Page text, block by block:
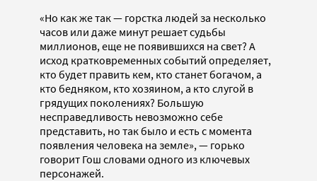
«Но как же так — горстка людей за несколько
часов или даже минут решает судьбы
миллионов, еще не появившихся на свет? А
исход кратковременных событий определяет,
кто будет править кем, кто станет богачом, а
кто бедняком, кто хозяином, а кто слугой в
грядущих поколениях? Большую
несправедливость невозможно себе
представить, но так было и есть с момента
появления человека на земле», — горько
говорит Гош словами одного из ключевых
персонажей.